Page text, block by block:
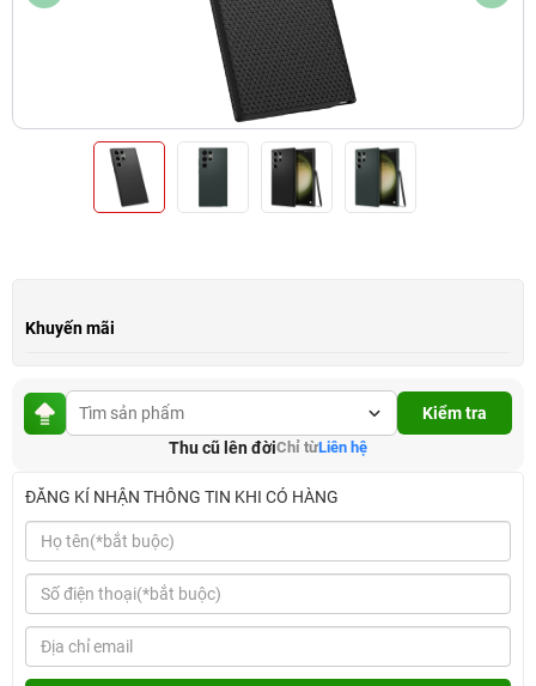
Khuyến mãi
Kiểm tra
Thu cũ lên đờiChỉ từLiên hệ
ĐĂNG KÍ NHẬN THÔNG TIN KHI CÓ HÀNG